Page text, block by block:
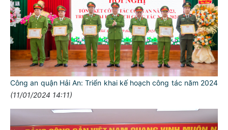
Công an quận Hải An: Triển khai kế hoạch công tác năm 2024
(11/01/2024 14:11)